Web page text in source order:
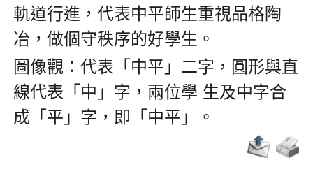
軌道行進，代表中平師生重視品格陶
冶，做個守秩序的好學生。
圖像觀：代表「中平」二字，圓形與直
線代表「中」字，兩位學 生及中字合
成「平」字，即「中平」。